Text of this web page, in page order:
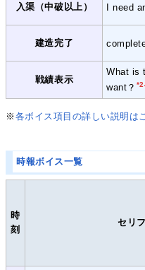
入渠（中破以上） I need
建造完了 complete
戦績表示
What is
want？
※ 各ボイス項目の詳しい説明は
時報ボイス一覧
時
刻
セリフ